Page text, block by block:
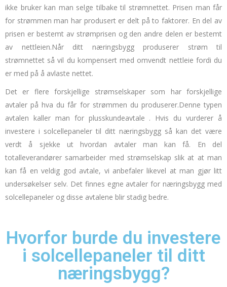
ikke bruker kan man selge tilbake til strømnettet. Prisen man får
for strømmen man har produsert er delt på to faktorer. En del av
prisen er bestemt av strømprisen og den andre delen er bestemt
av nettleien.Når ditt næringsbygg produserer strøm til
strømnettet så vil du kompensert med omvendt nettleie fordi du
er med på å avlaste nettet.
Det er flere forskjellige strømselskaper som har forskjellige
avtaler på hva du får for strømmen du produserer.Denne typen
avtalen kaller man for plusskundeavtale . Hvis du vurderer å
investere i solcellepaneler til ditt næringsbygg så kan det være
verdt å sjekke ut hvordan avtaler man kan få.
En del
totalleverandører samarbeider med strømselskap slik at at man
kan få en veldig god avtale, vi anbefaler likevel at man gjør litt
undersøkelser selv. Det finnes egne avtaler for næringsbygg med
solcellepaneler og disse avtalene blir stadig bedre.
Hvorfor burde du investere
i solcellepaneler til ditt
næringsbygg?